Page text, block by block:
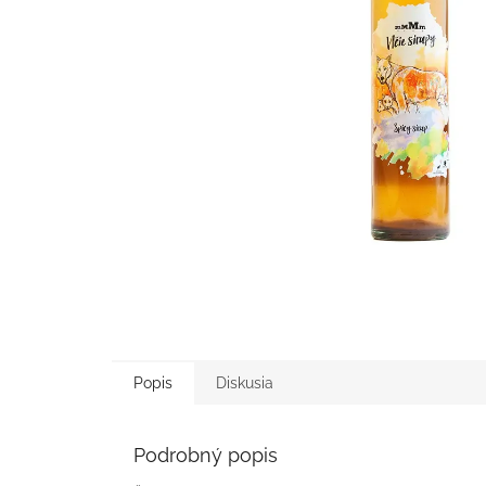
Popis Diskusia
Podrobný popis